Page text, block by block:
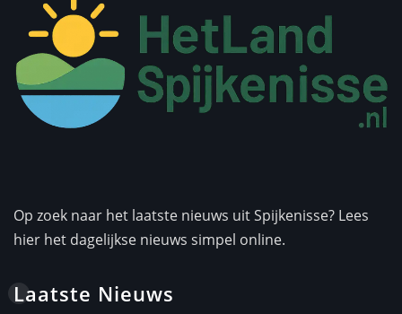
Op zoek naar het laatste nieuws uit Spijkenisse? Lees
hier het dagelijkse nieuws simpel online.
Laatste Nieuws